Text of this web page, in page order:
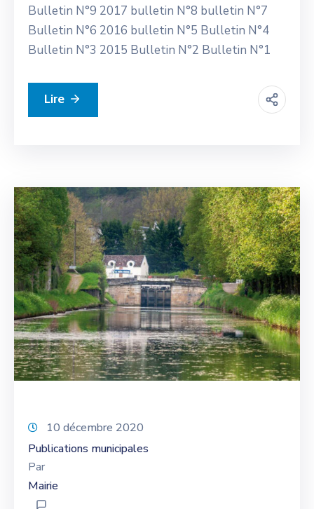
Bulletin N°9 2017 bulletin N°8 bulletin N°7
Bulletin N°6 2016 bulletin N°5 Bulletin N°4
Bulletin N°3 2015 Bulletin N°2 Bulletin N°1
Lire
10 décembre 2020
Publications municipales
Par
Mairie